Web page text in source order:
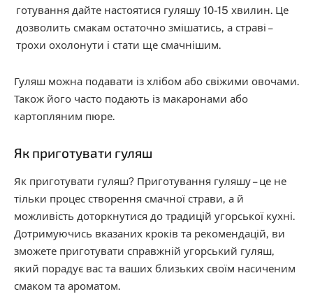
готування дайте настоятися гуляшу 10-15 хвилин. Це
дозволить смакам остаточно змішатись, а страві –
трохи охолонути і стати ще смачнішим.
Гуляш можна подавати із хлібом або свіжими овочами.
Також його часто подають із макаронами або
картопляним пюре.
Як приготувати гуляш
Як приготувати гуляш? Приготування гуляшу – це не
тільки процес створення смачної страви, а й
можливість доторкнутися до традицій угорської кухні.
Дотримуючись вказаних кроків та рекомендацій, ви
зможете приготувати справжній угорський гуляш,
який порадує вас та ваших близьких своїм насиченим
смаком та ароматом.